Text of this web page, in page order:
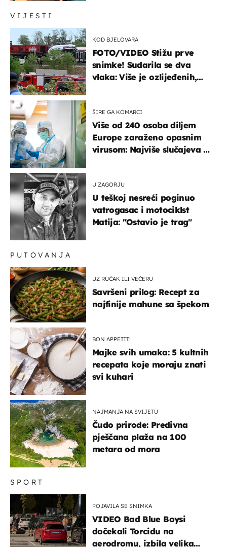
VIJESTI
KOD BJELOVARA
FOTO/VIDEO Stižu prve
snimke! Sudarila se dva
vlaka: Više je ozlijeđenih,
ŠIRE GA KOMARCI
Više od 240 osoba diljem
Europe zaraženo opasnim
virusom: Najviše slučajeva u
U ZAGORJU
U teškoj nesreći poginuo
vatrogasac i motociklst
Matija: "Ostavio je trag"
SPORT
POJAVILA SE SNIMKA
VIDEO Bad Blue Boysi
dočekali Torcidu na
aerodromu, izbila velika
PUTOVANJA
UZ RUČAK ILI VEČERU
Savršeni prilog: Recept za
najfinije mahune sa špekom
BON APPETIT!
Majke svih umaka: 5 kultnih
recepata koje moraju znati
svi kuhari
NAJMANJA NA SVIJETU
Čudo prirode: Predivna
pješčana plaža na 100
metara od mora